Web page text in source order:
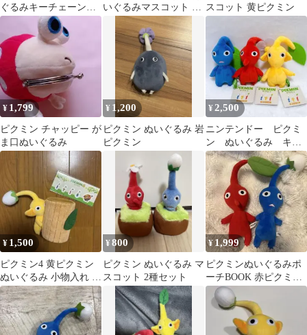
ぐるみキーチェーン
＊f230
いぐるみマスコット 2
点セット
スコット 黄ピクミン
¥ 1,799
ピクミン チャッピー が
ま口ぬいぐるみ
¥ 1,200
ピクミン ぬいぐるみ 岩
ピクミン
¥2,500
ニンテンドー ピクミ
ン ぬいぐるみ キー
ホルダー セット レ
ア タグ ゲーム
¥ 1,500
ピクミン4 黄ピクミン
ぬいぐるみ 小物入れ 付
箋
¥800
ピクミン ぬいぐるみ マ
スコット 2種セット
¥ 1,999
ピクミンぬいぐるみポ
ーチBOOK 赤ピクミン
青ピクミン2種セット